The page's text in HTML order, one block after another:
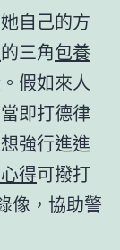
自己的方
的三角包養
假如來人
即打德律
強行進進
得可撥打
像，協助警